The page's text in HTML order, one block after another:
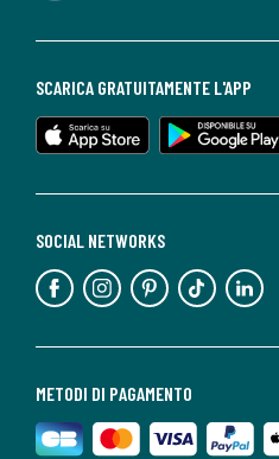
METODI DI PAGAMENTO
SOCIAL NETWORKS
SCARICA GRATUITAMENTE L'APP